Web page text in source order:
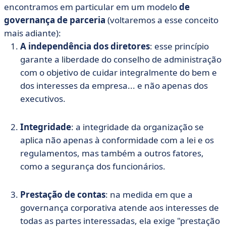
encontramos em particular em um modelode
governança de parceria (voltaremos a esse conceito
mais adiante):
A independência dos diretores: esse princípio
garante a liberdade do conselho de administração
com o objetivo de cuidar integralmente do bem e
dos interesses da empresa... e não apenas dos
executivos.
Integridade: a integridade da organização se
aplica não apenas à conformidade com a lei e os
regulamentos, mas também a outros fatores,
como a segurança dos funcionários.
Prestação de contas: na medida em que a
governança corporativa atende aos interesses de
todas as partes interessadas, ela exige "prestação